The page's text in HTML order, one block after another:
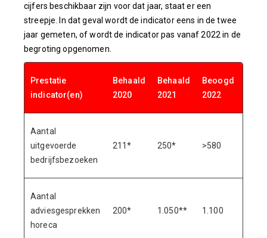
cijfers beschikbaar zijn voor dat jaar, staat er een
streepje. In dat geval wordt de indicator eens in de twee
jaar gemeten, of wordt de indicator pas vanaf 2022 in de
begroting opgenomen.
Prestatie
indicator(en)
Behaald
2020
Behaald
2021
Beoogd
2022
Aantal
uitgevoerde
bedrijfsbezoeken
211* 250* >580
Aantal
adviesgesprekken
horeca
200* 1.050** 1.100